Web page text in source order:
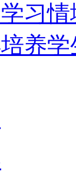
习
养